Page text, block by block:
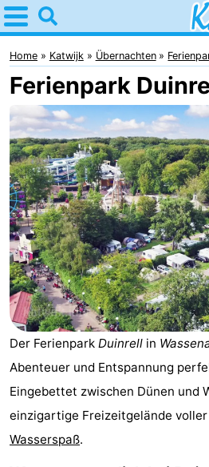
Home
Katwijk
Tipps
Für
kindern
Übernachten
Appartements
Campingplätze
Ferienhäuser
-
De
-
Lastminutes
Strand
Home Katwijk Übernachten
Ferienpark
Der Ferienpark Duinrell in
Abenteuer und Entspannung
Eingebettet zwischen Dünen und
einzigartige Freizeitgelände voller
Wasserspaß.